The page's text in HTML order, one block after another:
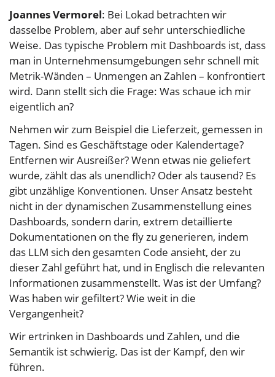
Joannes Vermorel: Bei Lokad betrachten wir
dasselbe Problem, aber auf sehr unterschiedliche
Weise. Das typische Problem mit Dashboards ist, dass
man in Unternehmensumgebungen sehr schnell mit
Metrik-Wänden – Unmengen an Zahlen – konfrontiert
wird. Dann stellt sich die Frage: Was schaue ich mir
eigentlich an?
Nehmen wir zum Beispiel die Lieferzeit, gemessen in
Tagen. Sind es Geschäftstage oder Kalendertage?
Entfernen wir Ausreißer? Wenn etwas nie geliefert
wurde, zählt das als unendlich? Oder als tausend? Es
gibt unzählige Konventionen. Unser Ansatz besteht
nicht in der dynamischen Zusammenstellung eines
Dashboards, sondern darin, extrem detaillierte
Dokumentationen on the fly zu generieren, indem
das LLM sich den gesamten Code ansieht, der zu
dieser Zahl geführt hat, und in Englisch die relevanten
Informationen zusammenstellt. Was ist der Umfang?
Was haben wir gefiltert? Wie weit in die
Vergangenheit?
Wir ertrinken in Dashboards und Zahlen, und die
Semantik ist schwierig. Das ist der Kampf, den wir
führen.